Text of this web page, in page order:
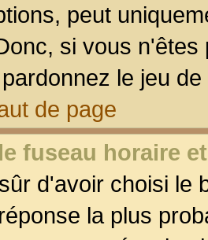
peut
si vous
le jeu
de page
fuseau horaire
d'avoir choisi le
la plus